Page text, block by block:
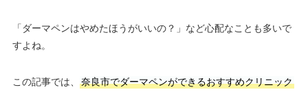
「ダーマペンはやめたほうがいいの？」など心配なことも多いで
すよね。
この記事では、
奈良市でダーマペンができるおすすめクリニック